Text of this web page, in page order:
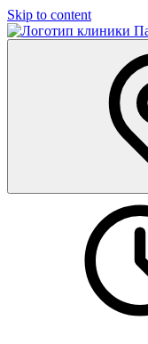
Skip to content